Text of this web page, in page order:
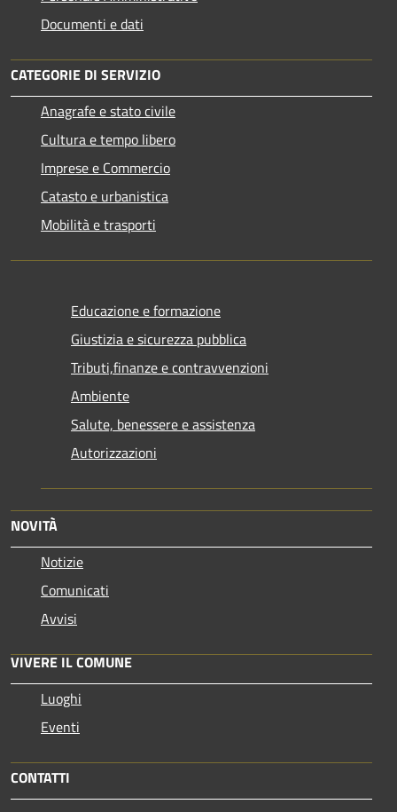
Documenti e dati
CATEGORIE DI SERVIZIO
Anagrafe e stato civile
Cultura e tempo libero
Imprese e Commercio
Catasto e urbanistica
Mobilità e trasporti
Educazione e formazione
Giustizia e sicurezza pubblica
Tributi,finanze e contravvenzioni
Ambiente
Salute, benessere e assistenza
Autorizzazioni
NOVITÀ
Notizie
Comunicati
Avvisi
VIVERE IL COMUNE
Luoghi
Eventi
CONTATTI